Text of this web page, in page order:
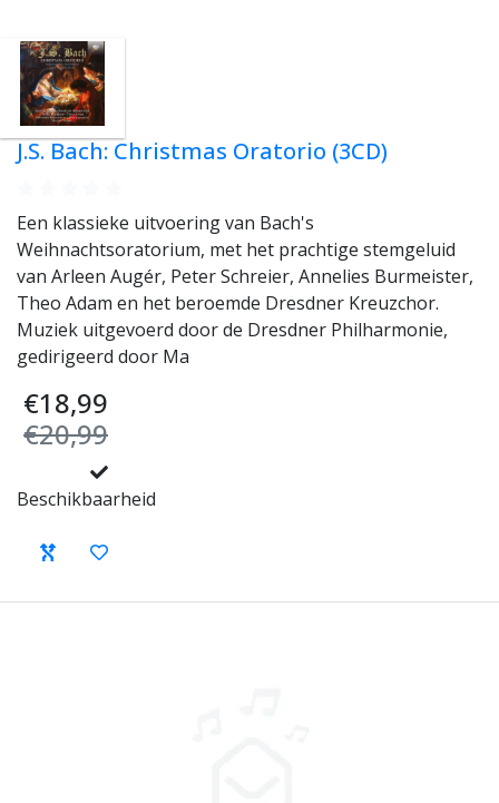
J.S. Bach: Christmas Oratorio (3CD)
Een klassieke uitvoering van Bach's
Weihnachtsoratorium, met het prachtige stemgeluid
van Arleen Augér, Peter Schreier, Annelies Burmeister,
Theo Adam en het beroemde Dresdner Kreuzchor.
Muziek uitgevoerd door de Dresdner Philharmonie,
gedirigeerd door Ma
€18,99
€20,99
Beschikbaarheid